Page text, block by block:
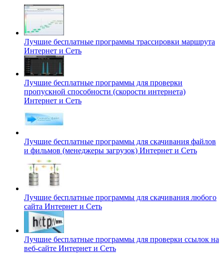
Лучшие бесплатные программы трассировки маршрута
Интернет и Сеть
Лучшие бесплатные программы для проверки
пропускной способности (скорости интернета)
Интернет и Сеть
Лучшие бесплатные программы для скачивания файлов
и фильмов (менеджеры загрузок) Интернет и Сеть
Лучшие бесплатные программы для скачивания любого
сайта Интернет и Сеть
Лучшие бесплатные программы для проверки ссылок на
веб-сайте Интернет и Сеть